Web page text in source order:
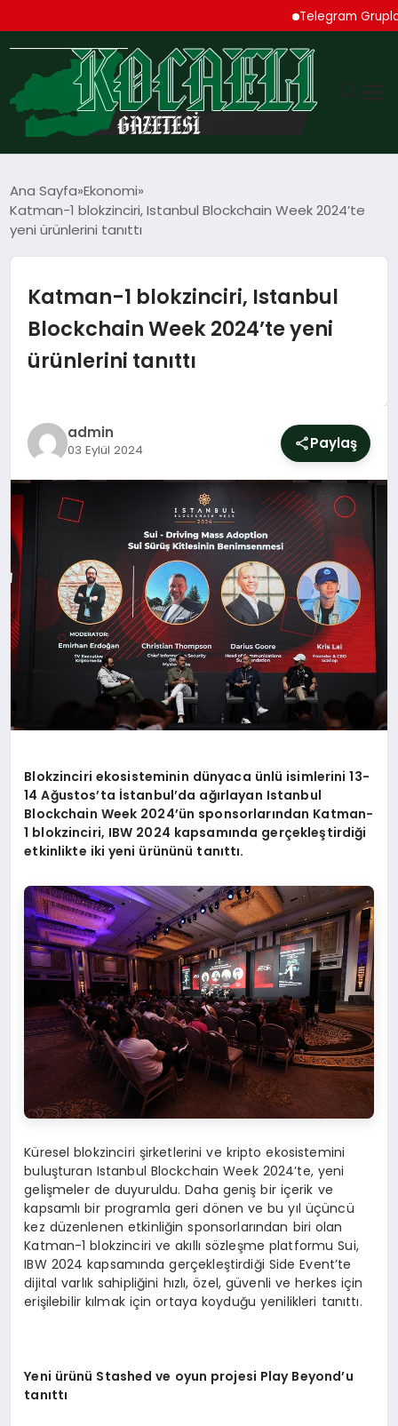
Telegram Grupları
TEKNOLOJI
MAGAZIN
YAŞAM
DÜNYA
EĞITIM
Ana Sayfa Ekonomi
Katman-1 blokzinciri, Istanbul Blockchain Week 2024’te
yeni ürünlerini tanıttı
Katman-1 blokzinciri, Istanbul
Blockchain Week 2024’te yeni
ürünlerini tanıttı
admin
03 Eylül 2024 Paylaş
Blokzinciri ekosisteminin dünyaca ünlü isimlerini 13-
14 Ağustos’ta İstanbul’da ağırlayan Istanbul
Blockchain Week 2024’ün sponsorlarından Katman-
1 blokzinciri, IBW 2024 kapsamında gerçekleştirdiği
etkinlikte iki yeni ürününü tanıttı.
Küresel blokzinciri şirketlerini ve kripto ekosistemini
buluşturan Istanbul Blockchain Week 2024’te, yeni
gelişmeler de duyuruldu. Daha geniş bir içerik ve
kapsamlı bir programla geri dönen ve bu yıl üçüncü
kez düzenlenen etkinliğin sponsorlarından biri olan
Katman-1 blokzinciri ve akıllı sözleşme platformu Sui,
IBW 2024 kapsamında gerçekleştirdiği Side Event’te
dijital varlık sahipliğini hızlı, özel, güvenli ve herkes için
erişilebilir kılmak için ortaya koyduğu yenilikleri tanıttı.
Yeni ürünü Stashed ve oyun projesi Play Beyond’u
tanıttı